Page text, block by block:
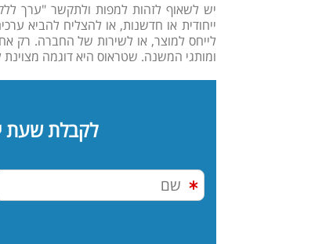
יש לשאוף לזהות למפות ולתקשר "ערך
ייחודית או חדשנות, או להצליח להביא
לייחס למוצר, או לשירות של החברה. רק
ומותגי המשנה. שטראוס היא דוגמה
לקבלת שעת